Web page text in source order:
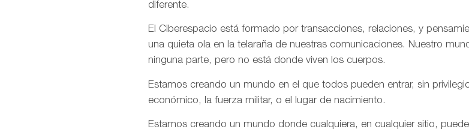
diferente.
El Ciberespacio está formado por transacciones, relaciones, y
una quieta ola en la telaraña de nuestras comunicaciones. Nuestro
ninguna parte, pero no está donde viven los cuerpos.
Estamos creando un mundo en el que todos pueden entrar, sin
económico, la fuerza militar, o el lugar de nacimiento.
Estamos creando un mundo donde cualquiera, en cualquier sitio,